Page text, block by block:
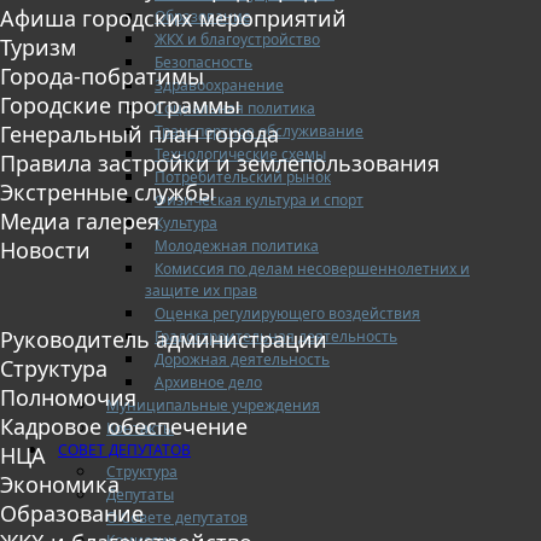
Образование
ЖКХ и благоустройство
Безопасность
Здравоохранение
Социальная политика
Транспортное обслуживание
Технологические схемы
Потребительский рынок
Физическая культура и спорт
Культура
Молодежная политика
Комиссия по делам несовершеннолетних и
защите их прав
Оценка регулирующего воздействия
Градостроительная деятельность
Дорожная деятельность
Архивное дело
Муниципальные учреждения
Контакты
СОВЕТ ДЕПУТАТОВ
Структура
Депутаты
О Совете депутатов
Афиша городских мероприятий
Туризм
Города-побратимы
Городские программы
Генеральный план города
Правила застройки и землепользования
Экстренные службы
Медиа галерея
Новости
Руководитель администрации
Структура
Полномочия
Кадровое обеспечение
НЦА
Экономика
Образование